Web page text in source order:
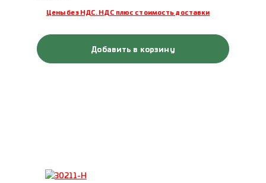
Цены без НДС. НДС плюс стоимость доставки
Добавить в корзину